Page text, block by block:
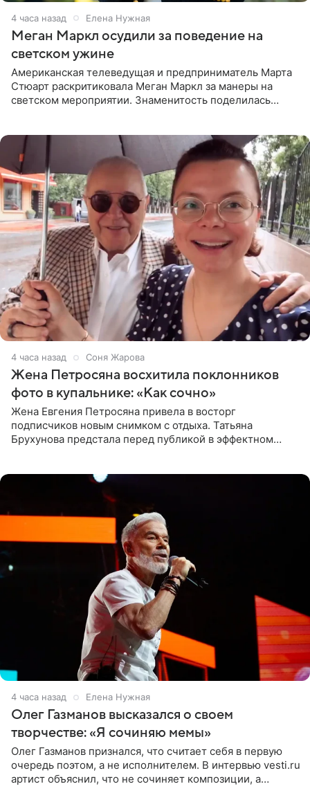
4 часа назад Елена Нужная
Меган Маркл осудили за поведение на
светском ужине
Американская телеведущая и предприниматель Марта
Стюарт раскритиковала Меган Маркл за манеры на
светском мероприятии. Знаменитость поделилась
4 часа назад Соня Жарова
Жена Петросяна восхитила поклонников
фото в купальнике: «Как сочно»
Жена Евгения Петросяна привела в восторг
подписчиков новым снимком с отдыха. Татьяна
Брухунова предстала перед публикой в эффектном
4 часа назад Елена Нужная
Олег Газманов высказался о своем
творчестве: «Я сочиняю мемы»
Олег Газманов признался, что считает себя в первую
очередь поэтом, а не исполнителем. В интервью vesti.ru
артист объяснил, что не сочиняет композиции, а